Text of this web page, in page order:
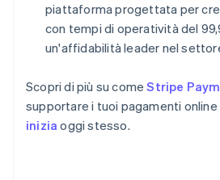
piattaforma progettata per
con tempi di operatività del
un'affidabilità leader nel
Scopri di più su comeStripe
supportare i tuoi pagamenti
inizia oggi stesso.